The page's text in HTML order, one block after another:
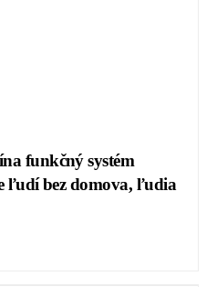
funkčný systém
ľudí bez domova, ľudia